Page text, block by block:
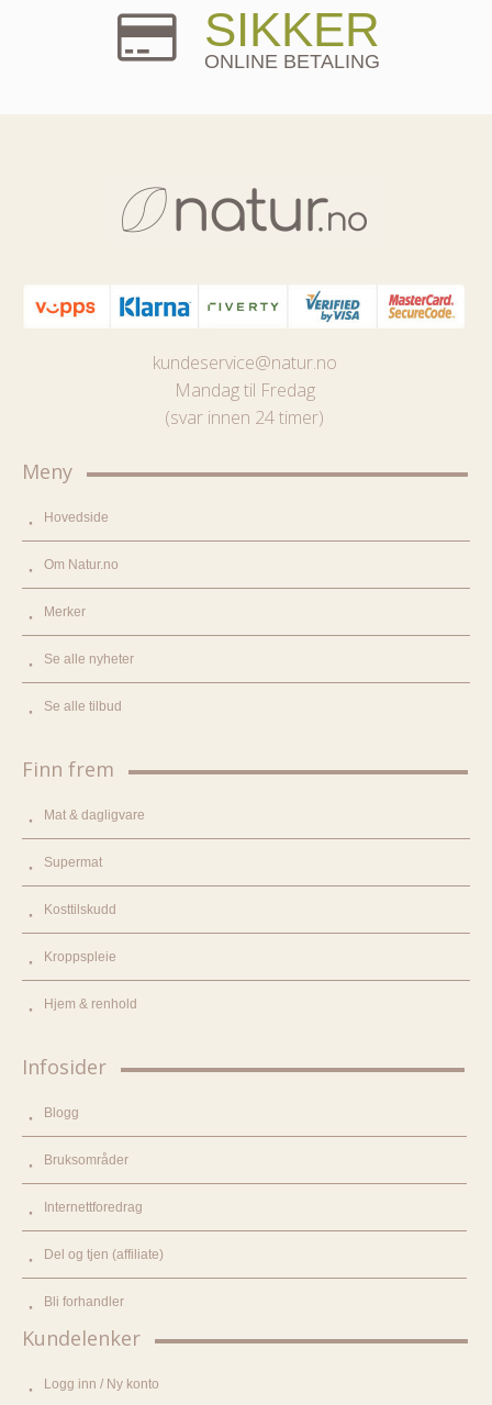
SIKKER
ONLINE BETALING
kundeservice@natur.no
Mandag til Fredag
(svar innen 24 timer)
Meny
Hovedside
Om Natur.no
Merker
Se alle nyheter
Se alle tilbud
Finn frem
Mat & dagligvare
Supermat
Kosttilskudd
Kroppspleie
Hjem & renhold
Infosider
Blogg
Bruksområder
Internettforedrag
Del og tjen (affiliate)
Bli forhandler
Kundelenker
Logg inn / Ny konto